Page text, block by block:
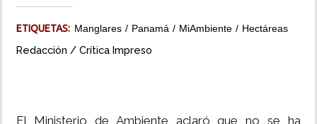
ETIQUETAS: Manglares Panamá MiAmbiente Hectáreas
Redacción / Crítica Impreso
El Ministerio de Ambiente aclaró que no se ha